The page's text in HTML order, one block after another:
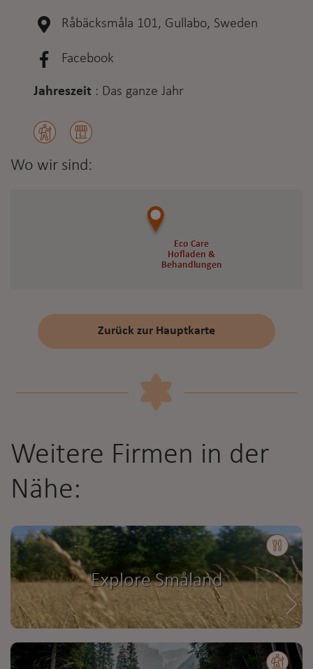
Råbäcksmåla 101, Gullabo, Sweden
Facebook
Jahreszeit : Das ganze Jahr
Wo wir sind:
Eco Care
Hofladen &
Behandlungen
Eco Care
Hofladen &
Behandlungen
Zurück zur Hauptkarte
Weitere Firmen in der
Nähe:
Explore Småland